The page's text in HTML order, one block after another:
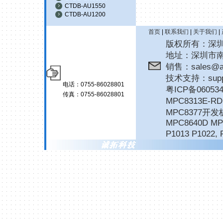
CTDB-AU1550
CTDB-AU1200
电话：0755-86028801
传真：0755-86028801
首页| 联系我们 关于我们
版权所有：深
地址：深圳市
销售：
技术支持：
粤ICP备
MPC8313E-
MPC8377开发
MPC8640D
P1013 P1022,